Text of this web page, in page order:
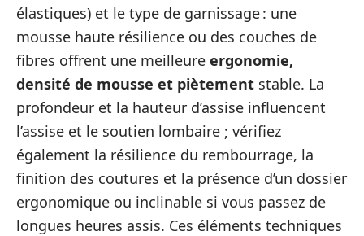
élastiques) et le type de garnissage : une
mousse haute résilience ou des couches de
fibres offrent une meilleure ergonomie,
densité de mousse et piètement stable. La
profondeur et la hauteur d’assise influencent
l’assise et le soutien lombaire ; vérifiez
également la résilience du rembourrage, la
finition des coutures et la présence d’un dossier
ergonomique ou inclinable si vous passez de
longues heures assis. Ces éléments techniques